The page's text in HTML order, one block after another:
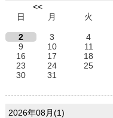
<<
日
月 火
2
3 4
9
10 11
16
17 18
23
24 25
30
31
2026年08月(1)